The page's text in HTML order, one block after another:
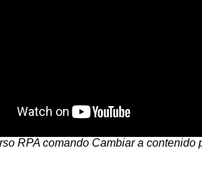
RPA comando Cambiar a contenido